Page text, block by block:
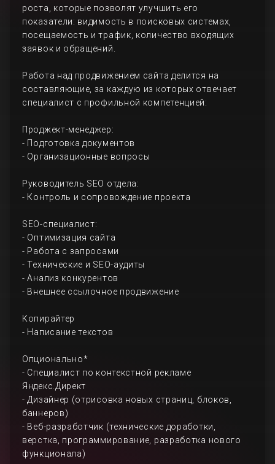
роста, которые позволят улучшить его
показатели: видимость в поисковых системах,
посещаемость и трафик, количество входящих
заявок и обращений.
Работа над продвижением сайта делится на
составляющие, за каждую из которых отвечает
специалист с профильной компетенцией:
Проджект-менеджер:
- Подготовка документов
- Организационные вопросы
Руководитель SEO отдела:
- Контроль и сопровождение проекта
SEO-специалист:
- Оптимизация сайта
- Работа с запросами
- Технические и SEO-аудиты
- Анализ конкурентов
- Внешнее ссылочное продвижение
Копирайтер
- Написание текстов
Опционально*
- Специалист по контекстной рекламе
Яндекс.Директ
- Дизайнер (отрисовка новых страниц, блоков,
баннеров)
- Веб-разработчик (технические доработки,
верстка, программирование, разработка нового
функционала)